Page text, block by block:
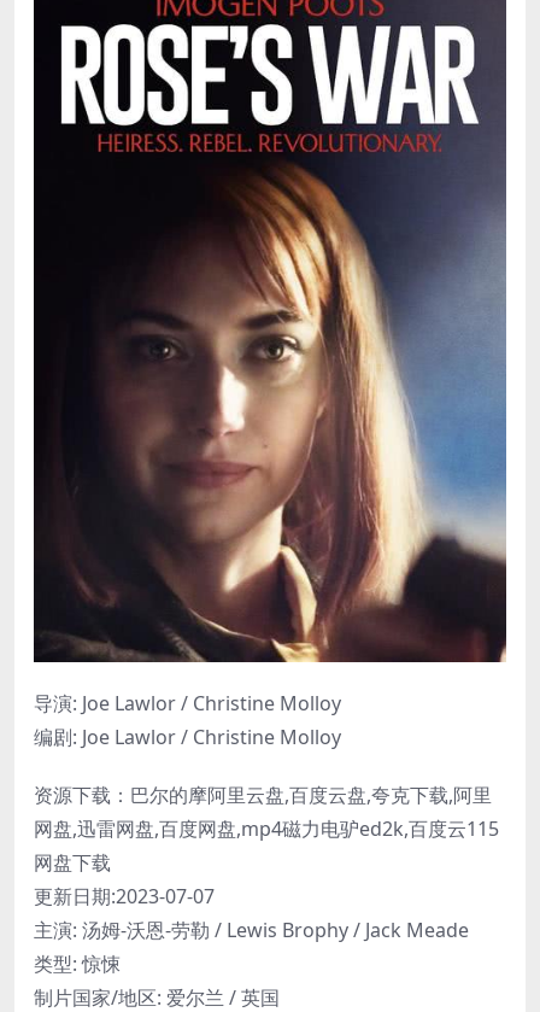
导演: Joe Lawlor / Christine Molloy
编剧: Joe Lawlor / Christine Molloy
资源下载：巴尔的摩阿里云盘,百度云盘,夸克下载,阿里
网盘,迅雷网盘,百度网盘,mp4磁力电驴ed2k,百度云115
网盘下载
更新日期:2023-07-07
主演: 汤姆-沃恩-劳勒 / Lewis Brophy / Jack Meade
类型: 惊悚
制片国家/地区: 爱尔兰 / 英国